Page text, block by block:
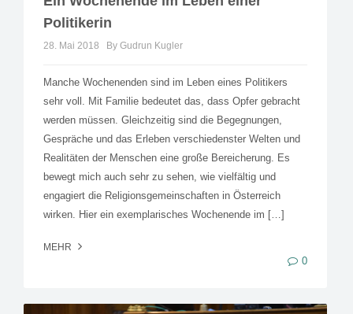
Politikerin
28. Mai 2018 By Gudrun Kugler
Manche Wochenenden sind im Leben eines Politikers
sehr voll. Mit Familie bedeutet das, dass Opfer gebracht
werden müssen. Gleichzeitig sind die Begegnungen,
Gespräche und das Erleben verschiedenster Welten und
Realitäten der Menschen eine große Bereicherung. Es
bewegt mich auch sehr zu sehen, wie vielfältig und
engagiert die Religionsgemeinschaften in Österreich
wirken. Hier ein exemplarisches Wochenende im […]
MEHR
0